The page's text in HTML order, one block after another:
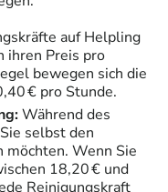
auf Helpling
ihren Preis pro
bewegen sich die
€ pro Stunde.
Während des
selbst den
möchten. Wenn Sie
18,20 € und
Reinigungskraft